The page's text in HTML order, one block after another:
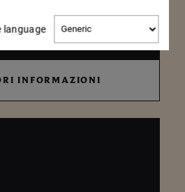
– BOTTIGLIA
INFORMAZIONI
languageChange
language